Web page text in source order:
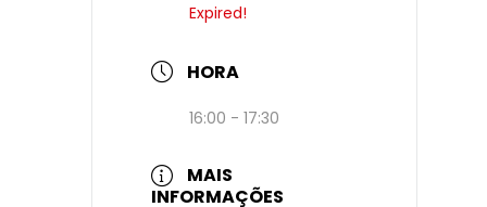
Expired!
HORA
16:00 - 17:30
MAIS
INFORMAÇÕES